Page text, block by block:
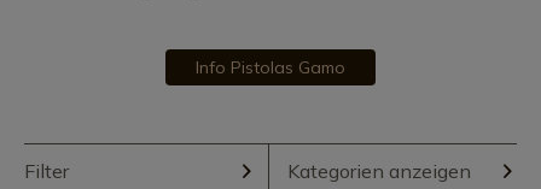
Info Pistolas Gamo
Filter Kategorien anzeigen